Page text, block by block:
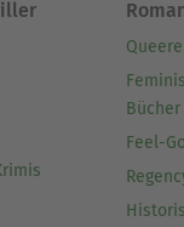
Bücher
Feel-